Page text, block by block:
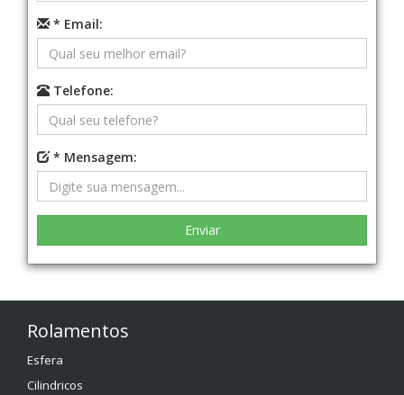
* Email:
Telefone:
* Mensagem:
Rolamentos
Esfera
Cilindricos